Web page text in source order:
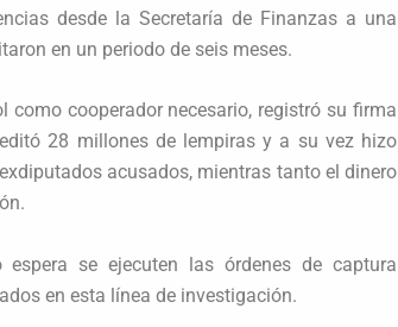
desde la Secretaría de Finanzas a una
en un periodo de seis meses.
cooperador necesario, registró su firma
28 millones de lempiras y a su vez hizo
acusados, mientras tanto el dinero
se ejecuten las órdenes de captura
en esta línea de investigación.